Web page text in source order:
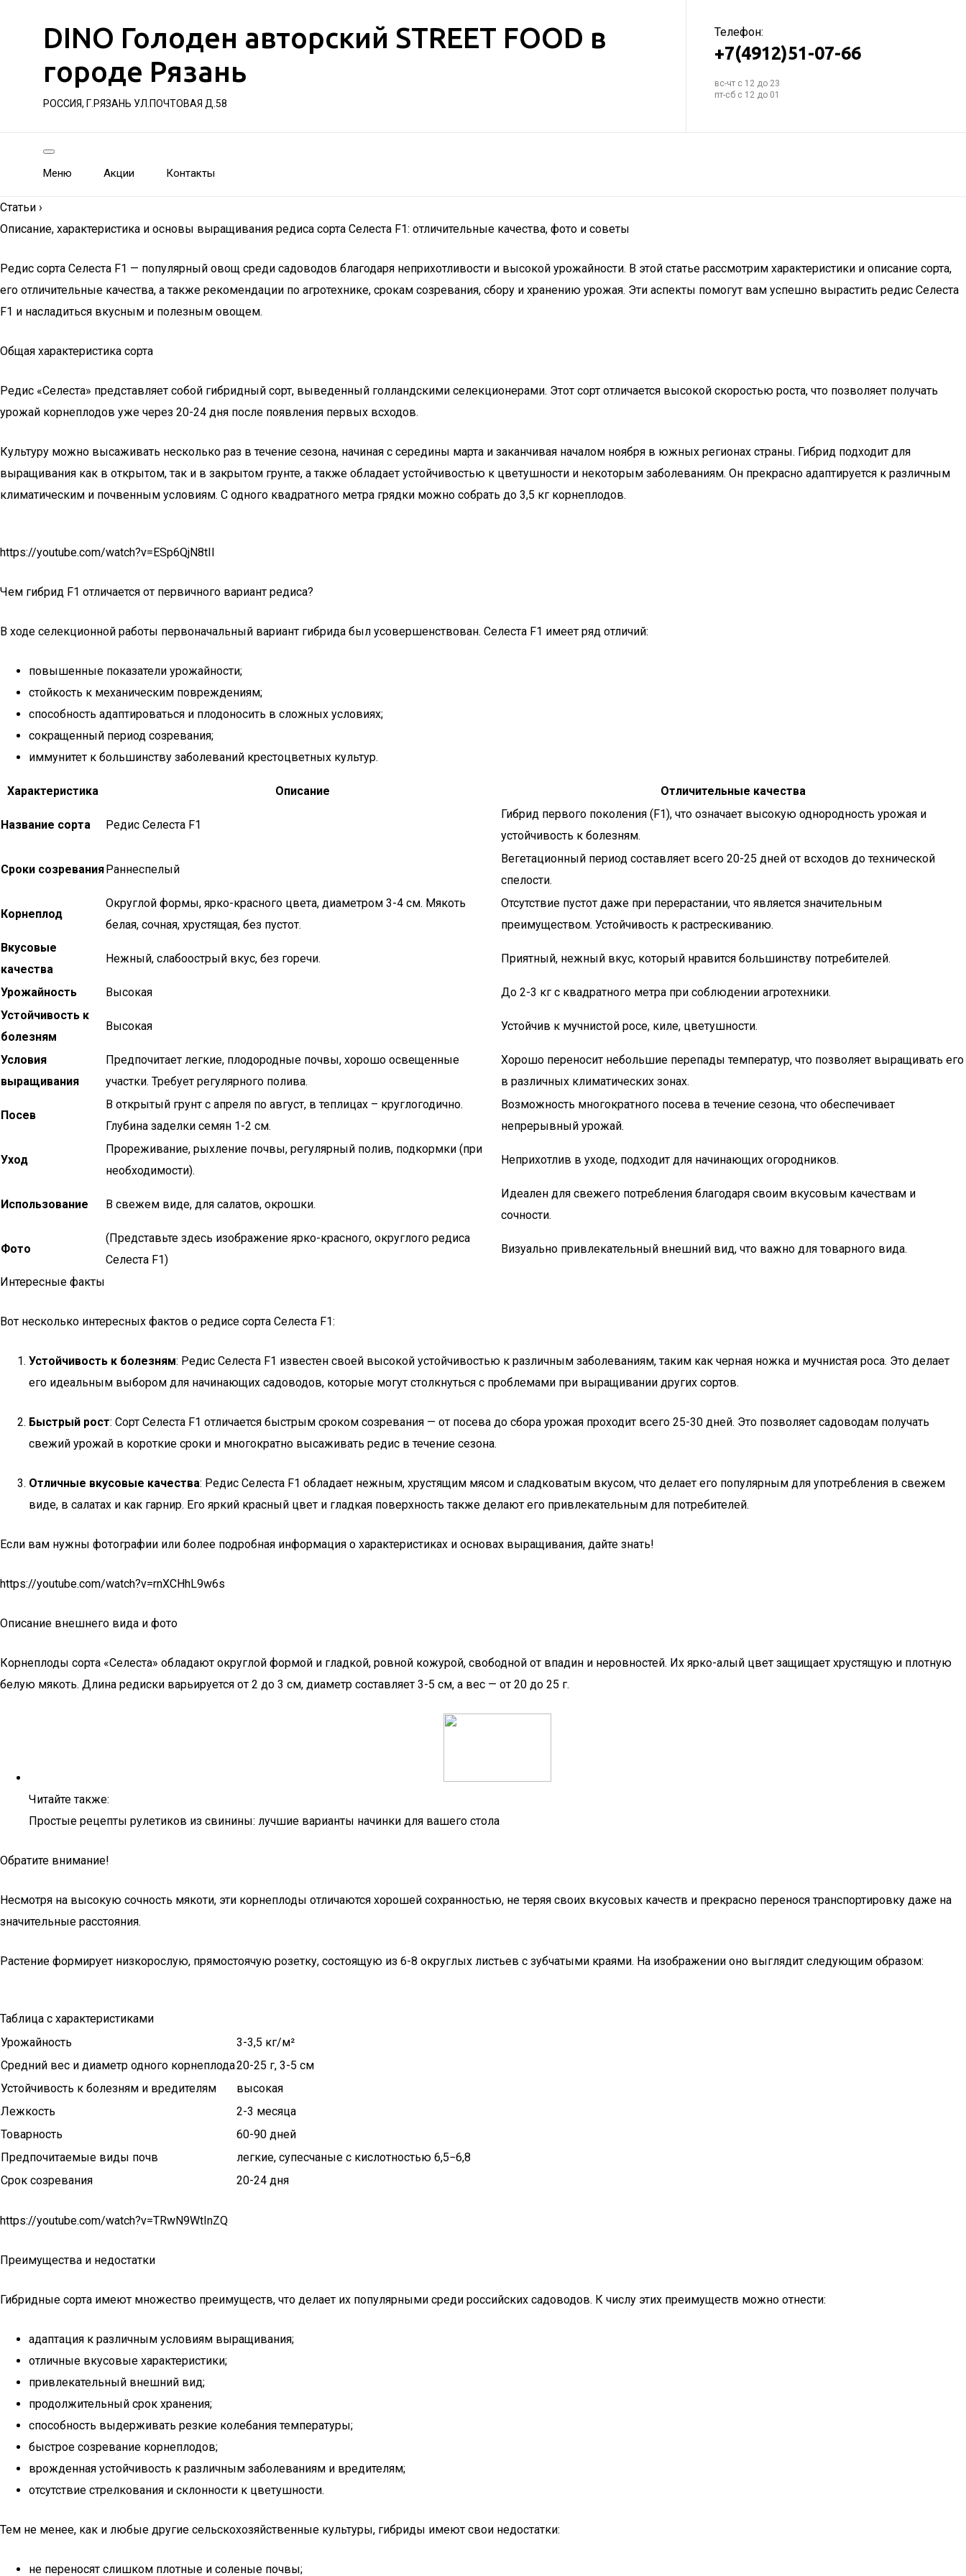
DINO Голоден авторский STREET FOOD в
городе Рязань
РОССИЯ, Г.РЯЗАНЬ УЛ.ПОЧТОВАЯ Д.58
Телефон:
+7(4912)51-07-66
вс-чт с 12 до 23
пт-сб с 12 до 01
Меню Акции Контакты
Статьи ›
Описание, характеристика и основы выращивания редиса сорта Селеста F1: отличительные качества, фото и советы
Редис сорта Селеста F1 — популярный овощ среди садоводов благодаря неприхотливости и высокой урожайности. В этой статье рассмотрим характеристики и описание сорта,
его отличительные качества, а также рекомендации по агротехнике, срокам созревания, сбору и хранению урожая. Эти аспекты помогут вам успешно вырастить редис Селеста
F1 и насладиться вкусным и полезным овощем.
Общая характеристика сорта
Редис «Селеста» представляет собой гибридный сорт, выведенный голландскими селекционерами. Этот сорт отличается высокой скоростью роста, что позволяет получать
урожай корнеплодов уже через 20-24 дня после появления первых всходов.
Культуру можно высаживать несколько раз в течение сезона, начиная с середины марта и заканчивая началом ноября в южных регионах страны. Гибрид подходит для
выращивания как в открытом, так и в закрытом грунте, а также обладает устойчивостью к цветушности и некоторым заболеваниям. Он прекрасно адаптируется к различным
климатическим и почвенным условиям. С одного квадратного метра грядки можно собрать до 3,5 кг корнеплодов.
https://youtube.com/watch?v=ESp6QjN8tII
Чем гибрид F1 отличается от первичного вариант редиса?
В ходе селекционной работы первоначальный вариант гибрида был усовершенствован. Селеста F1 имеет ряд отличий:
повышенные показатели урожайности;
стойкость к механическим повреждениям;
способность адаптироваться и плодоносить в сложных условиях;
сокращенный период созревания;
иммунитет к большинству заболеваний крестоцветных культур.
Характеристика Описание Отличительные качества
Название сорта Редис Селеста F1
Гибрид первого поколения (F1), что означает высокую однородность урожая и
устойчивость к болезням.
Сроки созреванияРаннеспелый
Вегетационный период составляет всего 20-25 дней от всходов до технической
спелости.
Корнеплод
Округлой формы, ярко-красного цвета, диаметром 3-4 см. Мякоть
белая, сочная, хрустящая, без пустот.
Отсутствие пустот даже при перерастании, что является значительным
преимуществом. Устойчивость к растрескиванию.
Вкусовые
качества
Нежный, слабоострый вкус, без горечи. Приятный, нежный вкус, который нравится большинству потребителей.
Урожайность Высокая
До 2-3 кг с квадратного метра при соблюдении агротехники.
Устойчивость к
болезням
Высокая Устойчив к мучнистой росе, киле, цветушности.
Условия
выращивания
Предпочитает легкие, плодородные почвы, хорошо освещенные
участки. Требует регулярного полива.
Хорошо переносит небольшие перепады температур, что позволяет выращивать его
в различных климатических зонах.
Посев
В открытый грунт с апреля по август, в теплицах – круглогодично.
Глубина заделки семян 1-2 см.
Возможность многократного посева в течение сезона, что обеспечивает
непрерывный урожай.
Уход
Прореживание, рыхление почвы, регулярный полив, подкормки (при
необходимости).
Неприхотлив в уходе, подходит для начинающих огородников.
Использование В свежем виде, для салатов, окрошки.
Идеален для свежего потребления благодаря своим вкусовым качествам и
сочности.
Фото
(Представьте здесь изображение ярко-красного, округлого редиса
Селеста F1)
Визуально привлекательный внешний вид, что важно для товарного вида.
Интересные факты
Вот несколько интересных фактов о редисе сорта Селеста F1:
Устойчивость к болезням: Редис Селеста F1 известен своей высокой устойчивостью к различным заболеваниям, таким как черная ножка и мучнистая роса. Это делает
его идеальным выбором для начинающих садоводов, которые могут столкнуться с проблемами при выращивании других сортов.
Быстрый рост: Сорт Селеста F1 отличается быстрым сроком созревания — от посева до сбора урожая проходит всего 25-30 дней. Это позволяет садоводам получать
свежий урожай в короткие сроки и многократно высаживать редис в течение сезона.
Отличные вкусовые качества: Редис Селеста F1 обладает нежным, хрустящим мясом и сладковатым вкусом, что делает его популярным для употребления в свежем
виде, в салатах и как гарнир. Его яркий красный цвет и гладкая поверхность также делают его привлекательным для потребителей.
Если вам нужны фотографии или более подробная информация о характеристиках и основах выращивания, дайте знать!
https://youtube.com/watch?v=rnXCHhL9w6s
Описание внешнего вида и фото
Корнеплоды сорта «Селеста» обладают округлой формой и гладкой, ровной кожурой, свободной от впадин и неровностей. Их ярко-алый цвет защищает хрустящую и плотную
белую мякоть. Длина редиски варьируется от 2 до 3 см, диаметр составляет 3-5 см, а вес — от 20 до 25 г.
Читайте также:
Простые рецепты рулетиков из свинины: лучшие варианты начинки для вашего стола
Обратите внимание!
Несмотря на высокую сочность мякоти, эти корнеплоды отличаются хорошей сохранностью, не теряя своих вкусовых качеств и прекрасно перенося транспортировку даже на
значительные расстояния.
Растение формирует низкорослую, прямостоячую розетку, состоящую из 6-8 округлых листьев с зубчатыми краями. На изображении оно выглядит следующим образом:
Таблица с характеристиками
Урожайность
3-3,5 кг/м²
Средний вес и диаметр одного корнеплода20-25 г, 3-5 см
Устойчивость к болезням и вредителям
высокая
Лежкость
2-3 месяца
Товарность
60-90 дней
Предпочитаемые виды почв
легкие, супесчаные с кислотностью 6,5−6,8
Срок созревания
20-24 дня
https://youtube.com/watch?v=TRwN9WtInZQ
Преимущества и недостатки
Гибридные сорта имеют множество преимуществ, что делает их популярными среди российских садоводов. К числу этих преимуществ можно отнести:
адаптация к различным условиям выращивания;
отличные вкусовые характеристики;
привлекательный внешний вид;
продолжительный срок хранения;
способность выдерживать резкие колебания температуры;
быстрое созревание корнеплодов;
врожденная устойчивость к различным заболеваниям и вредителям;
отсутствие стрелкования и склонности к цветушности.
Тем не менее, как и любые другие сельскохозяйственные культуры, гибриды имеют свои недостатки:
не переносят слишком плотные и соленые почвы;